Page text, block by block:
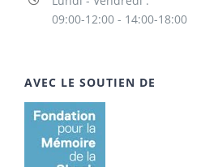
09:00-12:00 - 14:00-18:00
AVEC LE SOUTIEN DE